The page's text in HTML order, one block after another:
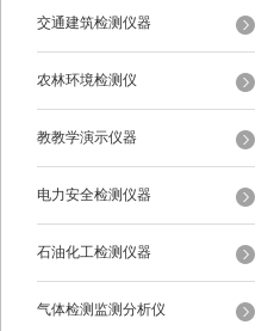
交通建筑检测仪器
农林环境检测仪
教教学演示仪器
电力安全检测仪器
石油化工检测仪器
气体检测监测分析仪